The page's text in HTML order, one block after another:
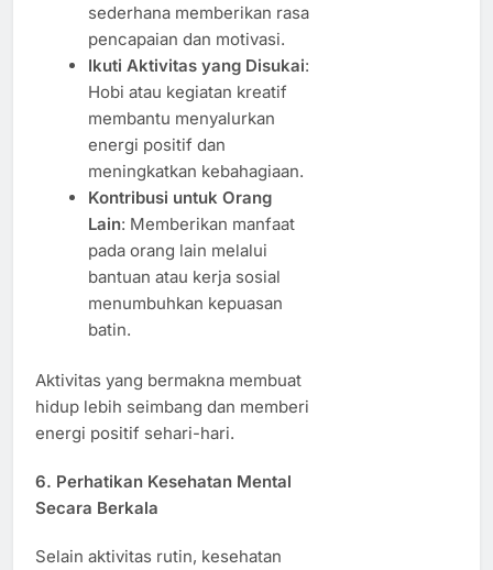
sederhana memberikan rasa
pencapaian dan motivasi.
Ikuti Aktivitas yang Disukai:
Hobi atau kegiatan kreatif
membantu menyalurkan
energi positif dan
meningkatkan kebahagiaan.
Kontribusi untuk Orang
Lain: Memberikan manfaat
pada orang lain melalui
bantuan atau kerja sosial
menumbuhkan kepuasan
batin.
Aktivitas yang bermakna membuat
hidup lebih seimbang dan memberi
energi positif sehari-hari.
6. Perhatikan Kesehatan Mental
Secara Berkala
Selain aktivitas rutin, kesehatan